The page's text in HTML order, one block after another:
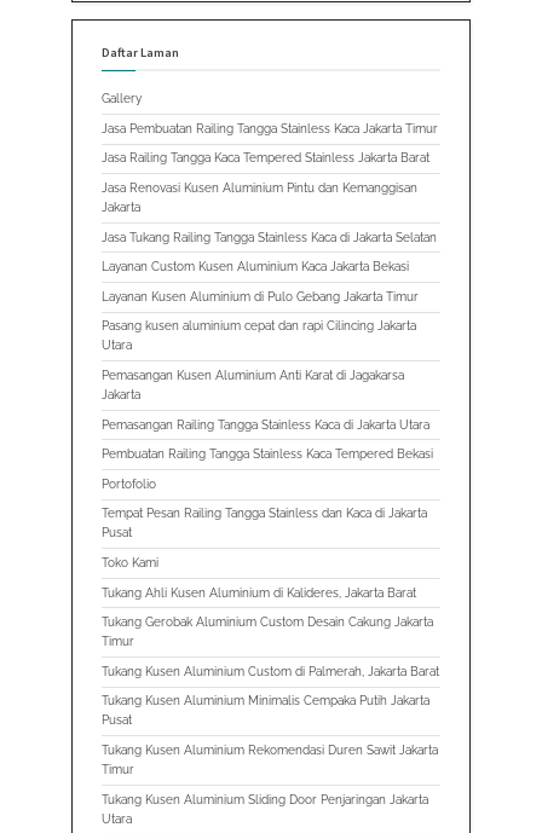
Daftar Laman
Gallery
Jasa Pembuatan Railing Tangga Stainless Kaca Jakarta Timur
Jasa Railing Tangga Kaca Tempered Stainless Jakarta Barat
Jasa Renovasi Kusen Aluminium Pintu dan Kemanggisan
Jakarta
Jasa Tukang Railing Tangga Stainless Kaca di Jakarta Selatan
Layanan Custom Kusen Aluminium Kaca Jakarta Bekasi
Layanan Kusen Aluminium di Pulo Gebang Jakarta Timur
Pasang kusen aluminium cepat dan rapi Cilincing Jakarta
Utara
Pemasangan Kusen Aluminium Anti Karat di Jagakarsa
Jakarta
Pemasangan Railing Tangga Stainless Kaca di Jakarta Utara
Pembuatan Railing Tangga Stainless Kaca Tempered Bekasi
Portofolio
Tempat Pesan Railing Tangga Stainless dan Kaca di Jakarta
Pusat
Toko Kami
Tukang Ahli Kusen Aluminium di Kalideres, Jakarta Barat
Tukang Gerobak Aluminium Custom Desain Cakung Jakarta
Timur
Tukang Kusen Aluminium Custom di Palmerah, Jakarta Barat
Tukang Kusen Aluminium Minimalis Cempaka Putih Jakarta
Pusat
Tukang Kusen Aluminium Rekomendasi Duren Sawit Jakarta
Timur
Tukang Kusen Aluminium Sliding Door Penjaringan Jakarta
Utara